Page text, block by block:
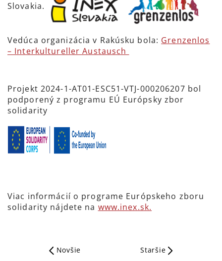
Slovakia.
Vedúca organizácia v Rakúsku bola: Grenzenlos
– Interkultureller Austausch
Projekt 2024-1-AT01-ESC51-VTJ-000206207 bol
podporený z programu EÚ Európsky zbor
solidarity
Viac informácií o programe Európskeho zboru
solidarity nájdete na www.inex.sk.
Novšie Staršie